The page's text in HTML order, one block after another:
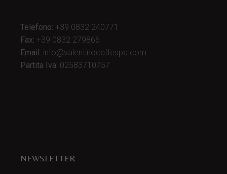
Telefono: +39 0832 240771
Fax: +39 0832 279866
Email: info@valentinocaffespa.com
Partita Iva: 02583710757
NEWSLETTER